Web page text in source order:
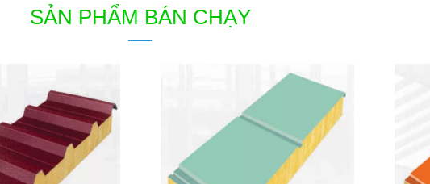
SẢN PHẨM BÁN CHẠY